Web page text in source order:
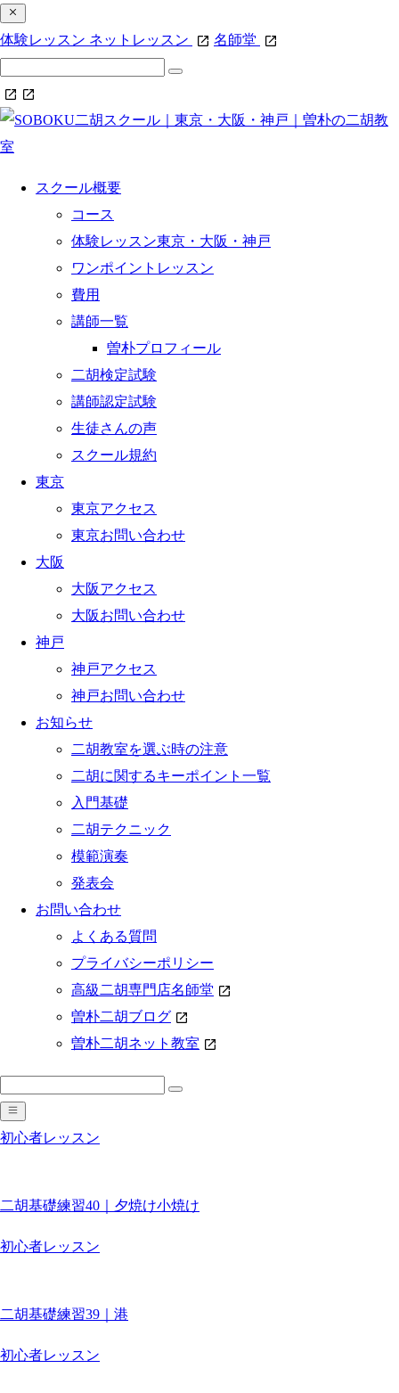
体験レッスン ネットレッスン 名師堂
スクール概要
コース
体験レッスン東京・大阪・神戸
ワンポイントレッスン
費用
講師一覧
曽朴プロフィール
二胡検定試験
講師認定試験
生徒さんの声
スクール規約
東京
東京アクセス
東京お問い合わせ
大阪
大阪アクセス
大阪お問い合わせ
神戸
神戸アクセス
神戸お問い合わせ
お知らせ
二胡教室を選ぶ時の注意
二胡に関するキーポイント一覧
入門基礎
二胡テクニック
模範演奏
発表会
お問い合わせ
よくある質問
プライバシーポリシー
高級二胡専門店名師堂
曽朴二胡ブログ
曽朴二胡ネット教室
初心者レッスン
二胡基礎練習40｜夕焼け小焼け
初心者レッスン
二胡基礎練習39｜港
初心者レッスン